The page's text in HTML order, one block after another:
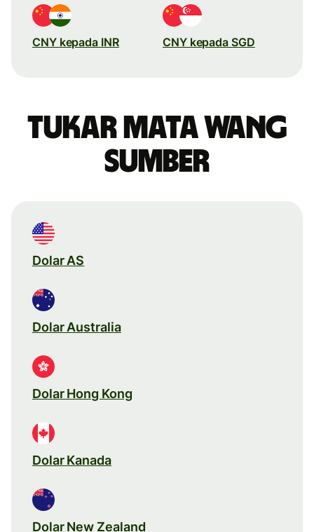
CNY kepada INR CNY kepada SGD
Tukar mata wang
sumber
Dolar AS
Dolar Australia
Dolar Hong Kong
Dolar Kanada
Dolar New Zealand